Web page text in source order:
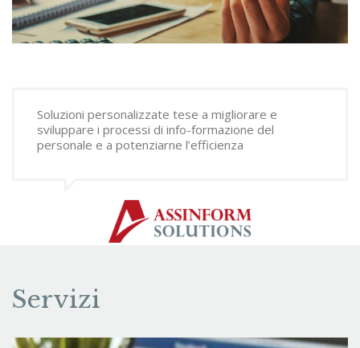
Soluzioni personalizzate tese a migliorare e
sviluppare i processi di info-formazione del
personale e a potenziarne l’efficienza
Servizi